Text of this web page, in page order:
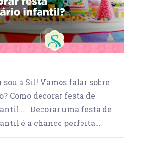
sou a Sil! Vamos falar sobre
Como decorar festa de
Decorar uma festa de
é a chance perfeita…